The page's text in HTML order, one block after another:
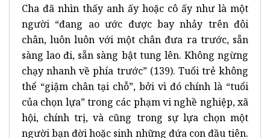
Cha đã nhìn thấy anh ấy hoặc cô ấy như là một
người “đang ao ước được bay nhảy trên đôi
chân, luôn luôn với một chân đưa ra trước, sẵn
sàng lao đi, sẵn sàng bật tung lên. Không ngừng
chạy nhanh về phía trước” (139). Tuổi trẻ không
thể “giậm chân tại chỗ”, bởi vì đó chính là “tuổi
của chọn lựa” trong các phạm vi nghề nghiệp, xã
hội, chính trị, và cũng trong sự lựa chọn một
người bạn đời hoặc sinh những đứa con đầu tiên.